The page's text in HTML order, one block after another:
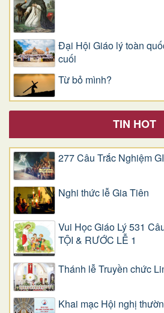
Đại Hội Giáo lý toàn
cuối
Từ bỏ mình?
TIN HOT
277 Câu Trắc Nghiệm
Nghi thức lễ Gia Tiên
Vui Học Giáo Lý 531
TỘI & RƯỚC LỄ 1
Thánh lễ Truyền chức
Khai mạc Hội nghị